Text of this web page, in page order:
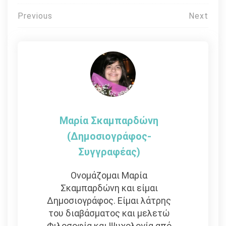
Πλοήγηση
Previous Next
Μαρία Σκαμπαρδώνη
(Δημοσιογράφος-
Συγγραφέας)
Ονομάζομαι Μαρία
Σκαμπαρδώνη και είμαι
Δημοσιογράφος. Είμαι λάτρης
του διαβάσματος και μελετώ